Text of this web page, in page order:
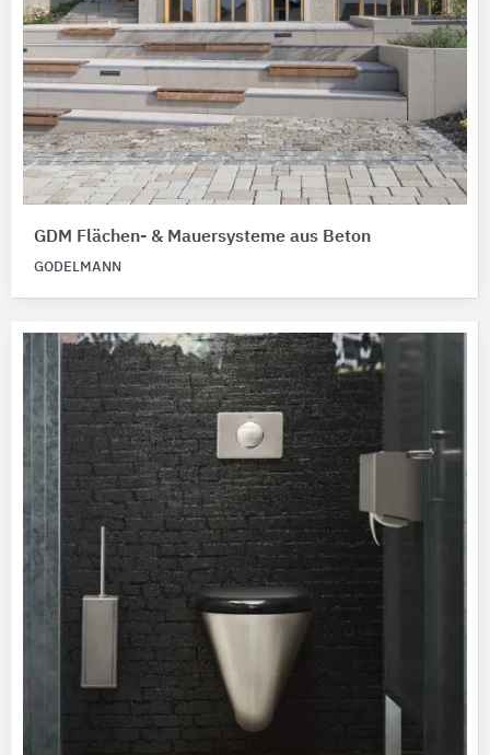
GDM Flächen- & Mauersysteme aus Beton
GODELMANN